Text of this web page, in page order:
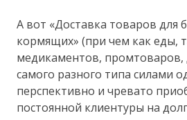
А вот «Доставка товаров для
кормящих» (при чем как еды,
медикаментов, промтоваров,
самого разного типа силами
перспективно и чревато
постоянной клиентуры на